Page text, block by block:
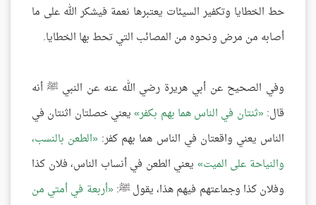
حط الخطايا وتكفير السيئات يعتبرها نعمة فيشكر الله على ما
أصابه من مرض ونحوه من المصائب التي تحط بها الخطايا.
وفي الصحيح عن أبي هريرة رضي الله عنه عن النبي ﷺ أنه
قال: ثنتان في الناس هما بهم بكفر يعني خصلتان اثنتان في
الناس يعني واقعتان في الناس هما بهم كفر: الطعن بالنسب،
والنياحة على الميت يعني الطعن في أنساب الناس، فلان كذا
وفلان كذا وجماعتهم فيهم هذا، يقول ﷺ: أربعة في أمتي من